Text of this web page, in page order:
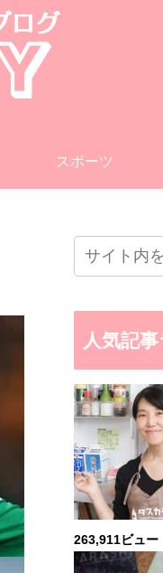
スポーツ
人気記
263,911ビュー